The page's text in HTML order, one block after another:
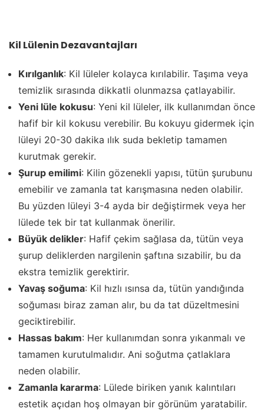
Kil Lülenin Dezavantajları
Kırılganlık: Kil lüleler kolayca kırılabilir. Taşıma veya
temizlik sırasında dikkatli olunmazsa çatlayabilir.
Yeni lüle kokusu: Yeni kil lüleler, ilk kullanımdan önce
hafif bir kil kokusu verebilir. Bu kokuyu gidermek için
lüleyi 20-30 dakika ılık suda bekletip tamamen
kurutmak gerekir.
Şurup emilimi: Kilin gözenekli yapısı, tütün şurubunu
emebilir ve zamanla tat karışmasına neden olabilir.
Bu yüzden lüleyi 3-4 ayda bir değiştirmek veya her
lülede tek bir tat kullanmak önerilir.
Büyük delikler: Hafif çekim sağlasa da, tütün veya
şurup deliklerden nargilenin şaftına sızabilir, bu da
ekstra temizlik gerektirir.
Yavaş soğuma: Kil hızlı ısınsa da, tütün yandığında
soğuması biraz zaman alır, bu da tat düzeltmesini
geciktirebilir.
Hassas bakım: Her kullanımdan sonra yıkanmalı ve
tamamen kurutulmalıdır. Ani soğutma çatlaklara
neden olabilir.
Zamanla kararma: Lülede biriken yanık kalıntıları
estetik açıdan hoş olmayan bir görünüm yaratabilir.